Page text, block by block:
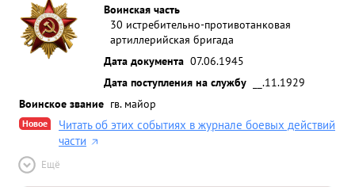
Воинская часть
30 истребительно-противотанковая
артиллерийская бригада
Дата документа 07.06.1945
Дата поступления на службу
__.11.1929
Воинское звание гв. майор
Новое
Читать об этих событиях в журнале боевых действий
части
Ещё